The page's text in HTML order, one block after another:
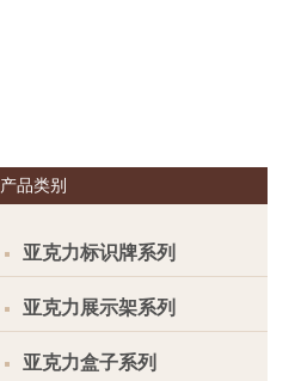
产品类别
亚克力标识牌系列
亚克力展示架系列
亚克力盒子系列